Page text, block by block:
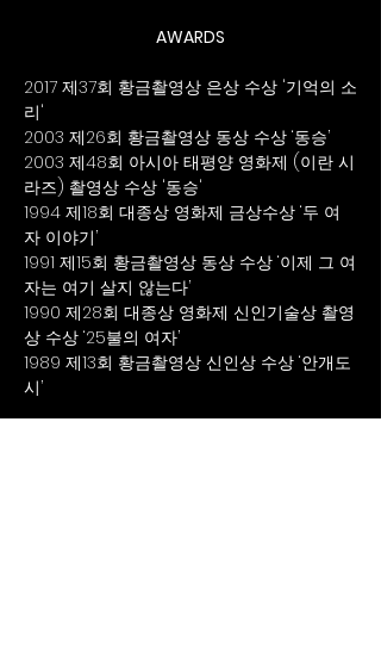
AWARDS
2017 제37회 황금촬영상 은상 수상 '기억의 소
리'
2003 제26회 황금촬영상 동상 수상 ‘동승’
2003 제48회 아시아 태평양 영화제 (이란 시
라즈) 촬영상 수상 '동승'
1994 제18회 대종상 영화제 금상수상 ‘두 여
자 이야기’
1991 제15회 황금촬영상 동상 수상 ‘이제 그 여
자는 여기 살지 않는다’
1990 제28회 대종상 영화제 신인기술상 촬영
상 수상 ‘25불의 여자’
1989 제13회 황금촬영상 신인상 수상 ‘안개도
시’